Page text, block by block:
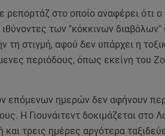
ρεπορτάζ στο οποίο αναφέρει ότι ο
των "κόκκινων διαβόλων"
τη στιγμή, αφού δεν υπάρχει η
περιόδους, όπως εκείνη του
επόμενων ημερών δεν αφήνουν
Η Γιουνάιτεντ δοκιμάζεται στο
τρεις ημέρες αργότερα